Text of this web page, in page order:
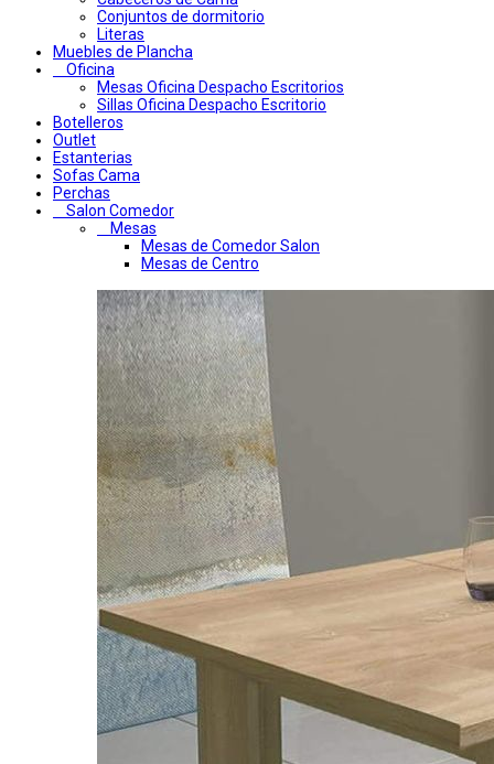
Conjuntos de dormitorio
Literas
Muebles de Plancha
Oficina
Mesas Oficina Despacho Escritorios
Sillas Oficina Despacho Escritorio
Botelleros
Outlet
Estanterias
Sofas Cama
Perchas
Salon Comedor
Mesas
Mesas de Comedor Salon
Mesas de Centro